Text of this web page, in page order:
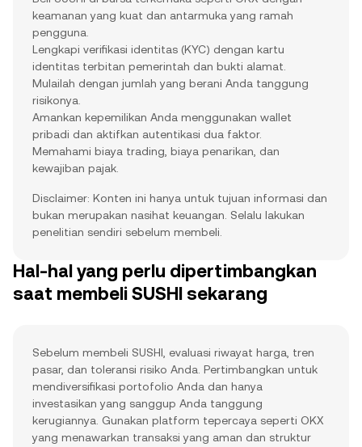
keamanan yang kuat dan antarmuka yang ramah
pengguna.
Lengkapi verifikasi identitas (KYC) dengan kartu
identitas terbitan pemerintah dan bukti alamat.
Mulailah dengan jumlah yang berani Anda tanggung
risikonya.
Amankan kepemilikan Anda menggunakan wallet
pribadi dan aktifkan autentikasi dua faktor.
Memahami biaya trading, biaya penarikan, dan
kewajiban pajak.
Disclaimer: Konten ini hanya untuk tujuan informasi dan
bukan merupakan nasihat keuangan. Selalu lakukan
penelitian sendiri sebelum membeli.
Hal-hal yang perlu dipertimbangkan
saat membeli SUSHI sekarang
Sebelum membeli SUSHI, evaluasi riwayat harga, tren
pasar, dan toleransi risiko Anda. Pertimbangkan untuk
mendiversifikasi portofolio Anda dan hanya
investasikan yang sanggup Anda tanggung
kerugiannya. Gunakan platform tepercaya seperti OKX
yang menawarkan transaksi yang aman dan struktur